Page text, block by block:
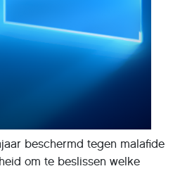
beschermd tegen malafide
om te beslissen welke